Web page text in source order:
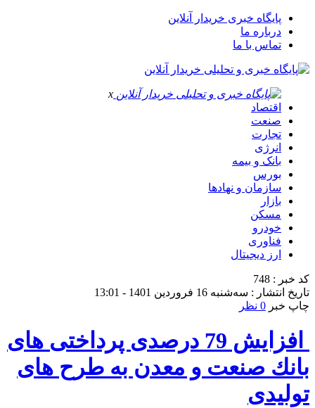
پایگاه خبری خریدار آنلاین
درباره ما
تماس با ما
x
اقتصاد
صنعت
تجارت
انرژی
بانک و بیمه
بورس
سازمان و نهادها
بازار
مسکن
خودرو
فناوری
ارز دیجیتال
کد خبر : 748
تاریخ انتشار : سه‌شنبه 16 فروردین 1401 - 13:01
چاپ خبر 0 نظر
افزایش 79 درصدی پرداختی های
بانك صنعت و معدن به طرح های
تولیدی